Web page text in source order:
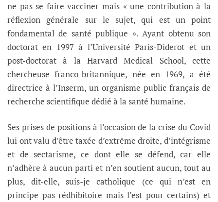
ne pas se faire vacciner mais « une contribution à la
réflexion générale sur le sujet, qui est un point
fondamental de santé publique ». Ayant obtenu son
doctorat en 1997 à l’Université Paris-Diderot et un
post-doctorat à la Harvard Medical School, cette
chercheuse franco-britannique, née en 1969, a été
directrice à l’Inserm, un organisme public français de
recherche scientifique dédié à la santé humaine.
Ses prises de positions à l’occasion de la crise du Covid
lui ont valu d’être taxée d’extrême droite, d’intégrisme
et de sectarisme, ce dont elle se défend, car elle
n’adhère à aucun parti et n’en soutient aucun, tout au
plus, dit-elle, suis-je catholique (ce qui n’est en
principe pas rédhibitoire mais l’est pour certains) et